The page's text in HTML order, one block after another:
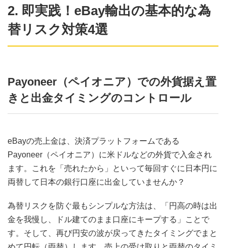
2. 即実践！eBay輸出の基本的な為
替リスク対策4選
Payoneer（ペイオニア）での外貨据え置
きと出金タイミングのコントロール
eBayの売上金は、決済プラットフォームである
Payoneer（ペイオニア）に米ドルなどの外貨で入金され
ます。これを「売れたから」といって毎回すぐに日本円に
両替して日本の銀行口座に出金していませんか？
為替リスクを防ぐ最もシンプルな方法は、「円高の時は出
金を我慢し、ドル建てのまま口座にキープする」ことで
す。そして、再び円安の波が戻ってきたタイミングでまと